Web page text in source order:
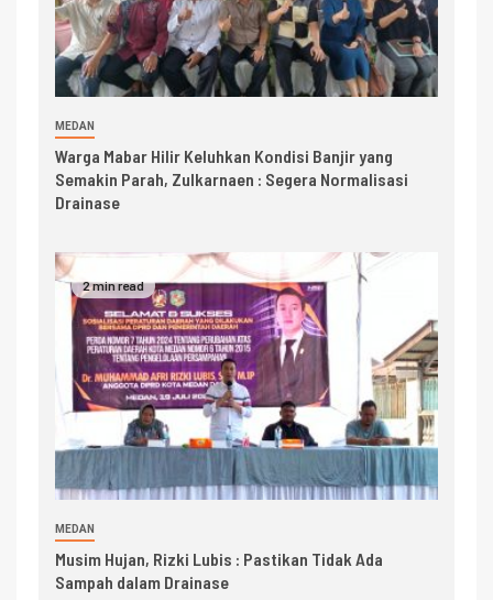
MEDAN
Warga Mabar Hilir Keluhkan Kondisi Banjir yang
Semakin Parah, Zulkarnaen : Segera Normalisasi
Drainase
2 min read
MEDAN
Musim Hujan, Rizki Lubis : Pastikan Tidak Ada
Sampah dalam Drainase